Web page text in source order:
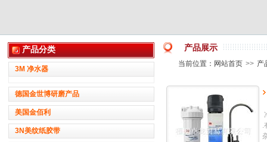
产品分类
3M 净水器
德国金世博研磨产品
美国金佰利
3N美纹纸胶带
产品展示
当前位置： 网站首页 >> 产
.